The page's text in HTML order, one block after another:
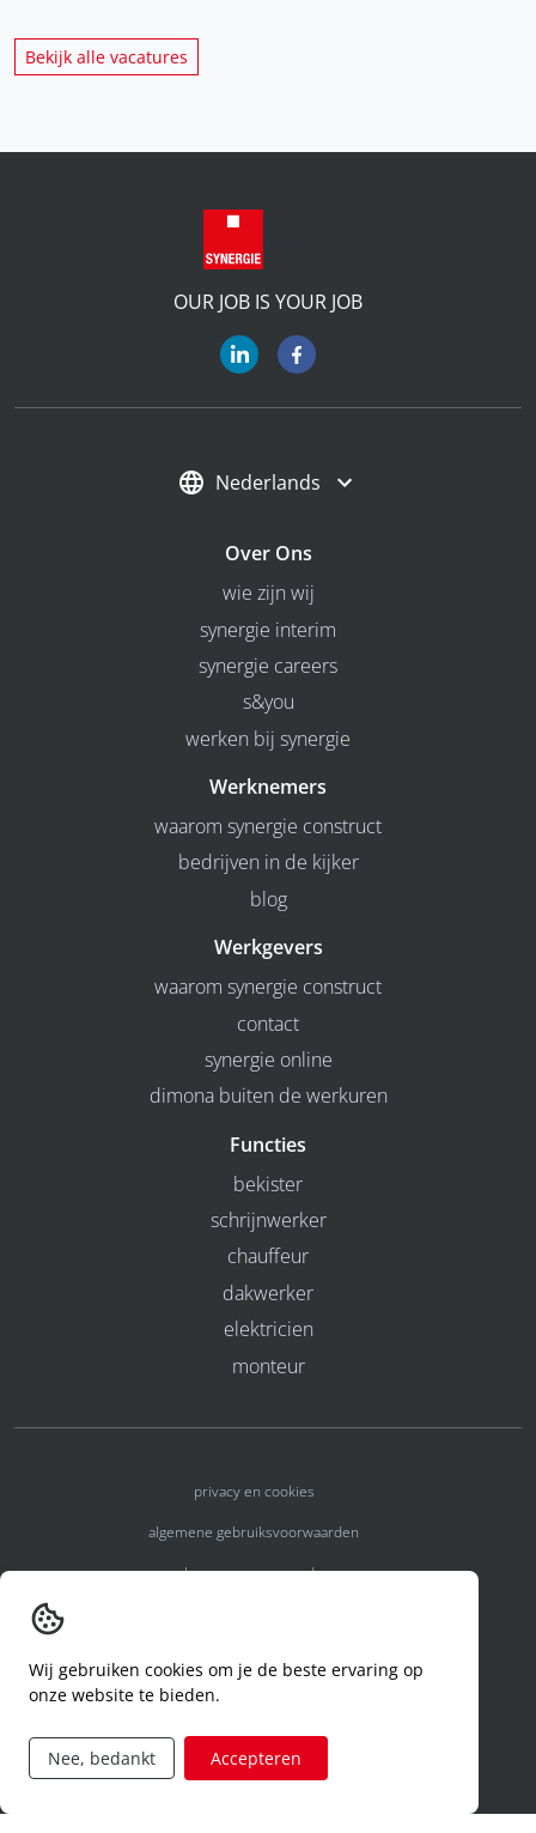
Bekijk alle vacatures
OUR JOB IS YOUR JOB
Nederlands
Over Ons
wie zijn wij
synergie interim
synergie careers
s&you
werken bij synergie
Werknemers
waarom synergie construct
bedrijven in de kijker
blog
Werkgevers
waarom synergie construct
contact
synergie online
dimona buiten de werkuren
Functies
bekister
schrijnwerker
chauffeur
dakwerker
elektricien
monteur
privacy en cookies
algemene gebruiksvoorwaarden
algemene voorwaarden
code of conduct
aanvraag rechten ivm privacy
Wij gebruiken cookies om je de beste ervaring op
onze website te bieden.
Nee, bedankt Accepteren